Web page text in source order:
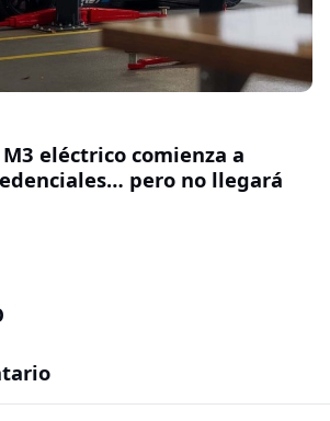
eléctrico comienza a
pero no llegará